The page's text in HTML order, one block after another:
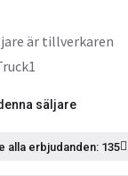
är tillverkaren
säljare
alla erbjudanden: 135